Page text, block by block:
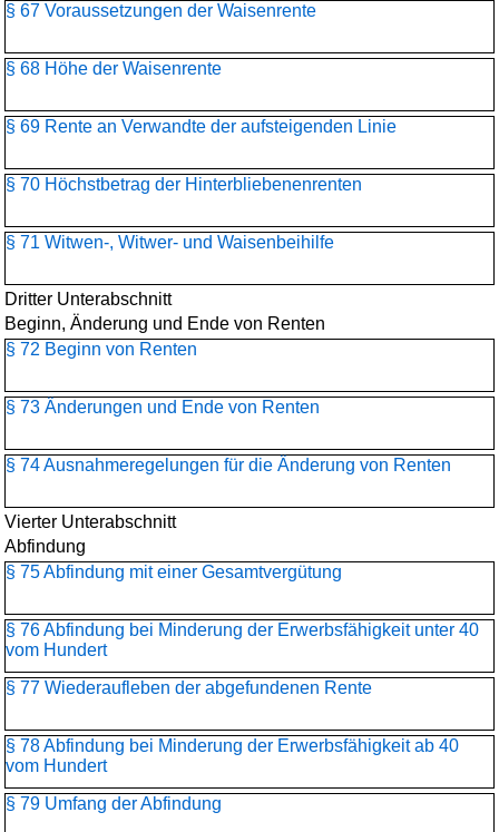
§ 67 Voraussetzungen der Waisenrente
§ 68 Höhe der Waisenrente
§ 69 Rente an Verwandte der aufsteigenden Linie
§ 70 Höchstbetrag der Hinterbliebenenrenten
§ 71 Witwen-, Witwer- und Waisenbeihilfe
Dritter Unterabschnitt
Beginn, Änderung und Ende von Renten
§ 72 Beginn von Renten
§ 73 Änderungen und Ende von Renten
§ 74 Ausnahmeregelungen für die Änderung von Renten
Vierter Unterabschnitt
Abfindung
§ 75 Abfindung mit einer Gesamtvergütung
§ 76 Abfindung bei Minderung der Erwerbsfähigkeit unter 40
vom Hundert
§ 77 Wiederaufleben der abgefundenen Rente
§ 78 Abfindung bei Minderung der Erwerbsfähigkeit ab 40
vom Hundert
§ 79 Umfang der Abfindung